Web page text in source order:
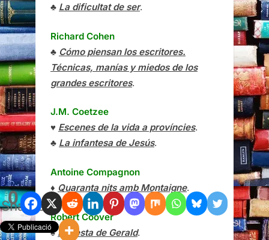
0
Shares
♣ La dificultat de ser.
Richard Cohen
♣ Cómo piensan los escritores.
Técnicas, manías y miedos de los
grandes escritores.
J.M. Coetzee
♥ Escenes de la vida a províncies.
♣ La infantesa de Jesús.
Antoine Compagnon
♦ Quaranta nits amb Montaigne.
Robert Coover
♠La festa de Gerald.